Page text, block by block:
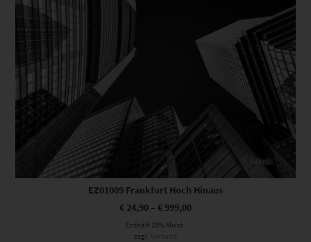
EZ01009 Frankfurt Hoch Hinaus
€ 24,90 – € 999,00
Enthält 19% Mwst.
zzgl. Versand